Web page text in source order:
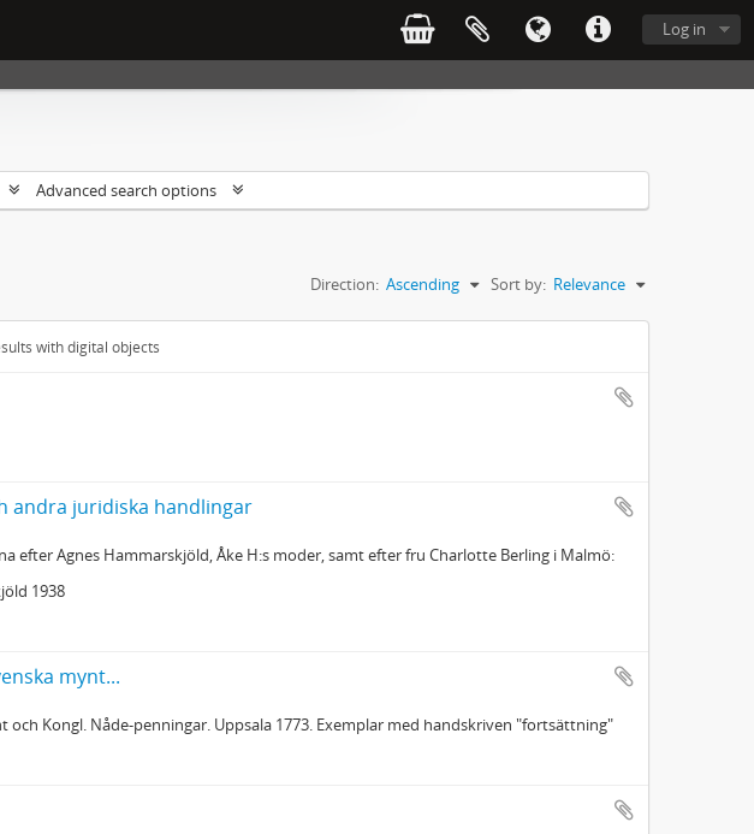
Log in
Advanced search options
Sort by: Relevance
Direction: Ascending
with digital objects
andra juridiska handlingar
efter Agnes Hammarskjöld, Åke H:s moder, samt efter fru Charlotte Berling i Malmö:
1938
mynt...
och Kongl. Nåde-penningar. Uppsala 1773. Exemplar med handskriven "fortsättning"